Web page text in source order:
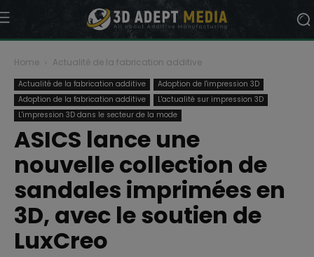
Home Actualité de la fabrication additive
Actualité de la fabrication additive
Adoption de l'impression 3D
Adoption de la fabrication additive
L'actualité sur impression 3D
L'impression 3D dans le secteur de la mode
ASICS lance une
nouvelle collection de
sandales imprimées en
3D, avec le soutien de
LuxCreo